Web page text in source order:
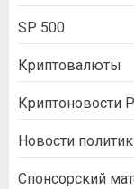
SP 500
Криптовалюты
Криптоновости
Новости
Спонсорский